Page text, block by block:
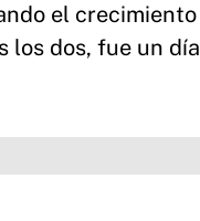
el crecimiento
los dos, fue un día